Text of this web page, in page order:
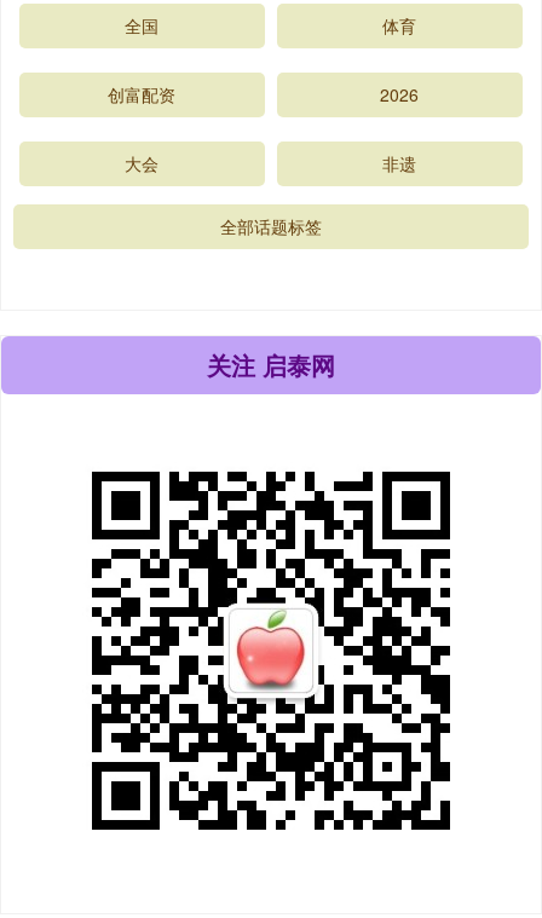
全国 体育
创富配资 2026
大会 非遗
全部话题标签
关注 启泰网